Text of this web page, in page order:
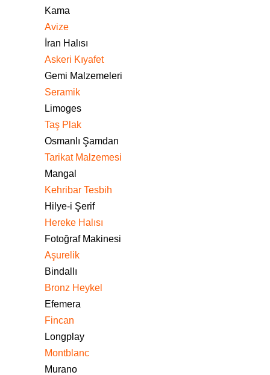
Kama
Avize
İran Halısı
Askeri Kıyafet
Gemi Malzemeleri
Seramik
Limoges
Taş Plak
Osmanlı Şamdan
Tarikat Malzemesi
Mangal
Kehribar Tesbih
Hilye-i Şerif
Hereke Halısı
Fotoğraf Makinesi
Aşurelik
Bindallı
Bronz Heykel
Efemera
Fincan
Longplay
Montblanc
Murano